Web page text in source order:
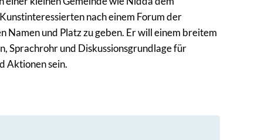
nach einem Forum der
Namen und Platz zu geben. Er will einem breitem
Sprachrohr und Diskussionsgrundlage für
Aktionen sein.